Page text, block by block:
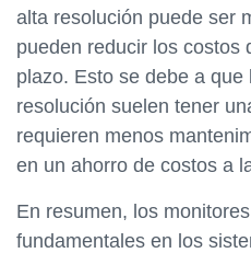
alta resolución puede ser
pueden reducir los costos
plazo. Esto se debe a
resolución suelen tener
requieren menos
en un ahorro de costos a
En resumen, los
fundamentales en los